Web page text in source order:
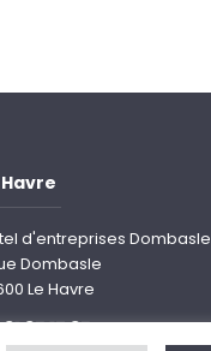
Havre
d'entreprises Dombasle
Dombasle
Le Havre
35 17 35